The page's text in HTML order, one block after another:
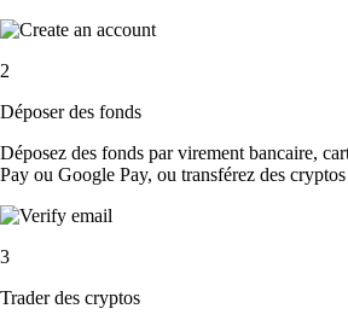
2
Déposer des fonds
Déposez des fonds par virement bancaire,
Pay ou Google Pay, ou transférez des
3
Trader des cryptos